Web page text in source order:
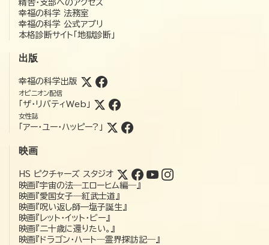
精舎・支部へのアクセス
幸福の科学 法務室
幸福の科学 公式アプリ
本格診断サイト「地獄診断」
出版
幸福の科学出版
オピニオン配信
「ザ・リバティWeb」
女性誌
「アー・ユー・ハッピー?」
映画
HS ピクチャーズ スタジオ
映画『宇宙の法―エローヒム編―』
映画『愛国女子―紅武士道』
映画『呪い返し師—塩子誕生』
映画『レット・イット・ビー』
映画『二十歳に還りたい。』
映画『ドラゴン・ハート―霊界探訪記―』